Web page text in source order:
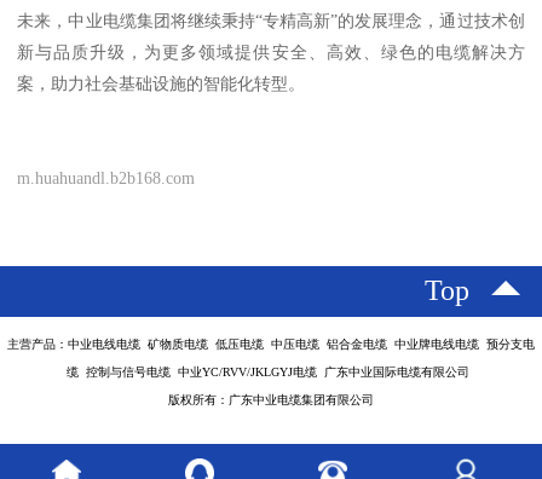
未来，中业电缆集团将继续秉持“专精高新”的发展理念，通过技术创
新与品质升级，为更多领域提供安全、高效、绿色的电缆解决方
案，助力社会基础设施的智能化转型。
m.huahuandl.b2b168.com
Top
主营产品：中业电线电缆 矿物质电缆 低压电缆 中压电缆 铝合金电缆 中业牌电线电缆 预分支电
缆 控制与信号电缆 中业YC/RVV/JKLGYJ电缆 广东中业国际电缆有限公司
版权所有：广东中业电缆集团有限公司